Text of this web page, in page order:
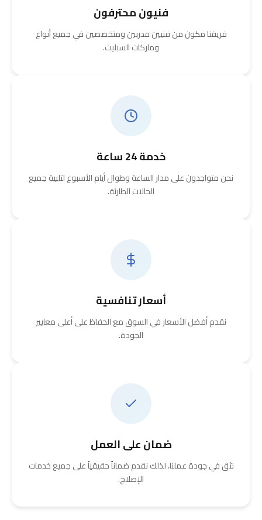
فنيون محترفون
فريقنا مكون من فنيين مدربين ومتخصصين في جميع أنواع
وماركات السبليت.
خدمة 24 ساعة
نحن متواجدون على مدار الساعة وطوال أيام الأسبوع لتلبية جميع
الحالات الطارئة.
أسعار تنافسية
نقدم أفضل الأسعار في السوق مع الحفاظ على أعلى معايير
الجودة.
ضمان على العمل
نثق في جودة عملنا، لذلك نقدم ضماناً حقيقياً على جميع خدمات
الإصلاح.